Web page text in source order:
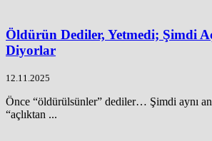
Öldürün Dediler, Yetmedi; Şimdi
Diyorlar
12.11.2025
Önce “öldürülsünler” dediler… Şimdi aynı
“açlıktan ...